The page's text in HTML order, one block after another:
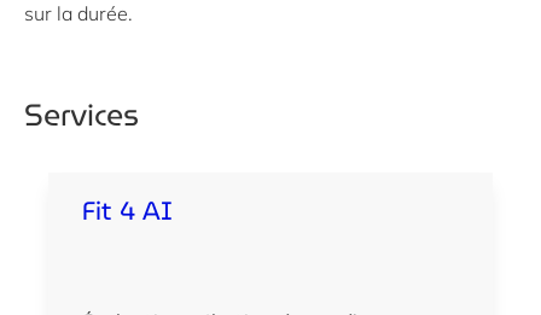
sur la durée.
Services
Fit 4 AI